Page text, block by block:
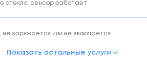
стекло, сенсор работает
заряжается или не включается
Apple ID
Показать остальные услуги